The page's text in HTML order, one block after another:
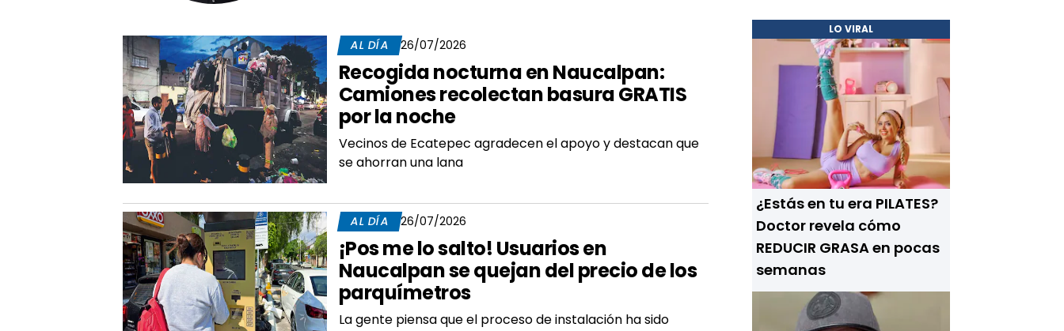
AL DÍA 26/07/2026
Recogida nocturna en Naucalpan:
Camiones recolectan basura GRATIS
por la noche
Vecinos de Ecatepec agradecen el apoyo y destacan que
se ahorran una lana
AL DÍA 26/07/2026
¡Pos me lo salto! Usuarios en
Naucalpan se quejan del precio de los
parquímetros
La gente piensa que el proceso de instalación ha sido
LO VIRAL
¿Estás en tu era PILATES?
Doctor revela cómo
REDUCIR GRASA en pocas
semanas